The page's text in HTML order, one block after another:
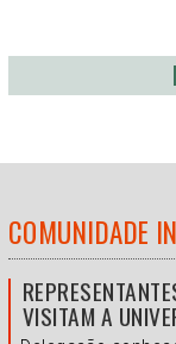
COMUNIDADE
VISITAM A